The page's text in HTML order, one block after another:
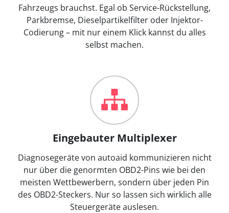
Fahrzeugs brauchst. Egal ob Service-Rückstellung,
Parkbremse, Dieselpartikelfilter oder Injektor-
Codierung – mit nur einem Klick kannst du alles
selbst machen.
Eingebauter Multiplexer
Diagnosegeräte von autoaid kommunizieren nicht
nur über die genormten OBD2-Pins wie bei den
meisten Wettbewerbern, sondern über jeden Pin
des OBD2-Steckers. Nur so lassen sich wirklich alle
Steuergeräte auslesen.